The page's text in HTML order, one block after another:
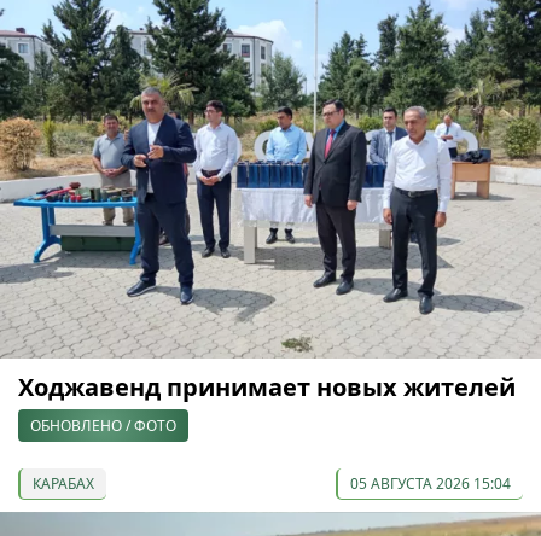
Ходжавенд принимает новых жителей
ОБНОВЛЕНО / ФОТО
КАРАБАХ 05 АВГУСТА 2026 15:04